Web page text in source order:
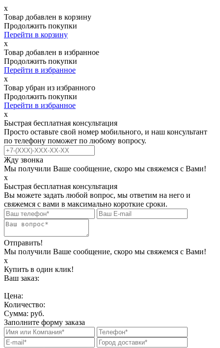
х
Товар добавлен в корзину
Продолжить покупки
Перейти в корзину
х
Товар добавлен в избранное
Продолжить покупки
Перейти в избранное
х
Товар убран из избранного
Продолжить покупки
Перейти в избранное
х
Быстрая бесплатная консультация
Просто оставьте свой номер мобильного, и наш консультант
по телефону поможет по любому вопросу.
Жду звонка
Мы получили Ваше сообщение, скоро мы свяжемся с Вами!
х
Быстрая бесплатная консультация
Вы можете задать любой вопрос, мы ответим на него и
свяжемся с вами в максимально короткие сроки.
Отправить!
Мы получили Ваше сообщение, скоро мы свяжемся с Вами!
х
Купить в один клик!
Ваш заказ:
Цена:
Количество:
Сумма: руб.
Заполните форму заказа